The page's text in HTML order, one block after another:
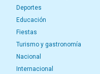
Deportes
Educación
Fiestas
Turismo y gastronomía
Nacional
Internacional